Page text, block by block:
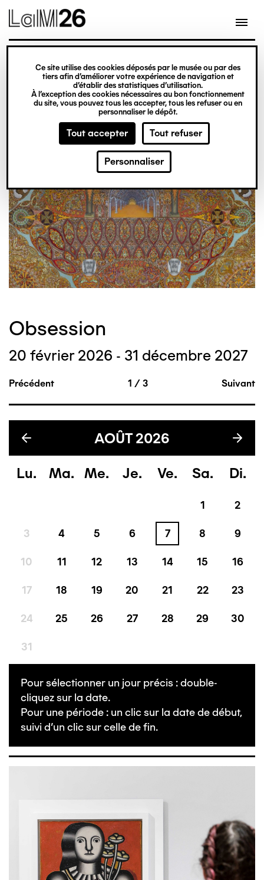
Gestion des cookies
Ce site utilise des cookies déposés par le musée ou par des
tiers afin d’améliorer votre expérience de navigation et
d’établir des statistiques d’utilisation.
À l’exception des cookies nécessaires au bon fonctionnement
du site, vous pouvez tous les accepter, tous les refuser ou en
personnaliser le dépôt.
Tout accepter Tout refuser
Personnaliser
Aller
au
contenu
principal
Agenda
Obsession
20 février 2026 - 31 décembre 2027
Précédent 1 / 3 Suivant
AOÛT2026
Lu Ma Me Je Ve Sa Di
1 2
3 4 5 6 7 8 9
10 11 12 13 14 15 16
17 18 19 20 21 22 23
24 25 26 27 28 29 30
31
Pour sélectionner un jour précis : double-
cliquez sur la date.
Pour une période : un clic sur la date de début,
suivi d'un clic sur celle de fin.